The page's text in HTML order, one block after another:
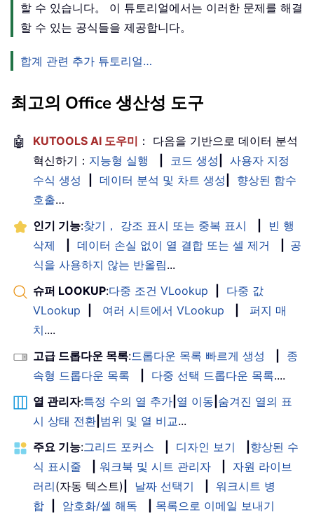
할 수 있습니다。 이 튜토리얼에서는 이러한 문제를 해결
할 수 있는 공식들을 제공합니다。
합계 관련 추가 튜토리얼…
최고의 Office 생산성 도구
🤖 KUTOOLS AI 도우미 ： 다음을 기반으로 데이터 분석
혁신하기： 지능형 실행 코드 생성
사용자 지정
수식 생성
데이터 분석 및 차트 생성
향상된 함수
호출…
인기 기능:찾기， 강조 표시 또는 중복 표시
빈 행
삭제
데이터 손실 없이 열 결합 또는 셀 제거
공
식을 사용하지 않는 반올림...
슈퍼 LOOKUP:다중 조건 VLookup
다중 값
VLookup
여러 시트에서 VLookup
퍼지 매
치....
고급 드롭다운 목록:드롭다운 목록 빠르게 생성
종
속형 드롭다운 목록
다중 선택 드롭다운 목록....
열 관리자:특정 수의 열 추가 열 이동 숨겨진 열의 표
시 상태 전환 범위 및 열 비교...
주요 기능:그리드 포커스 디자인 보기
향상된 수
식 표시줄
워크북 및 시트 관리자
자원 라이브
러리(자동 텍스트) 날짜 선택기
워크시트 병
합
암호화/셀 해독
목록으로 이메일 보내기